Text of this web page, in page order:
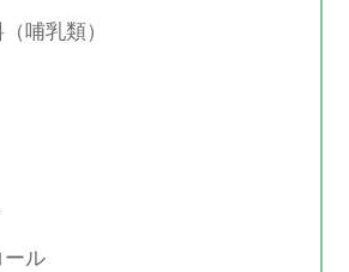
哺乳類）
ール